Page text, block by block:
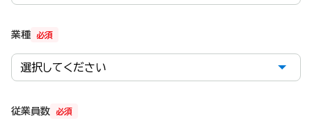
必須
業種
必須
従業員数